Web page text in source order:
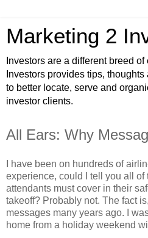
Marketing 2
Investors are a different breed
Investors provides tips,
to better locate, serve and
investor clients.
All Ears: Why
I have been on hundreds of
experience, could I tell you all of
attendants must cover in their
takeoff? Probably not. The fact
messages many years ago. I
home from a holiday weekend